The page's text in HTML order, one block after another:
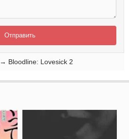
Отправить
→ Bloodline: Lovesick 2